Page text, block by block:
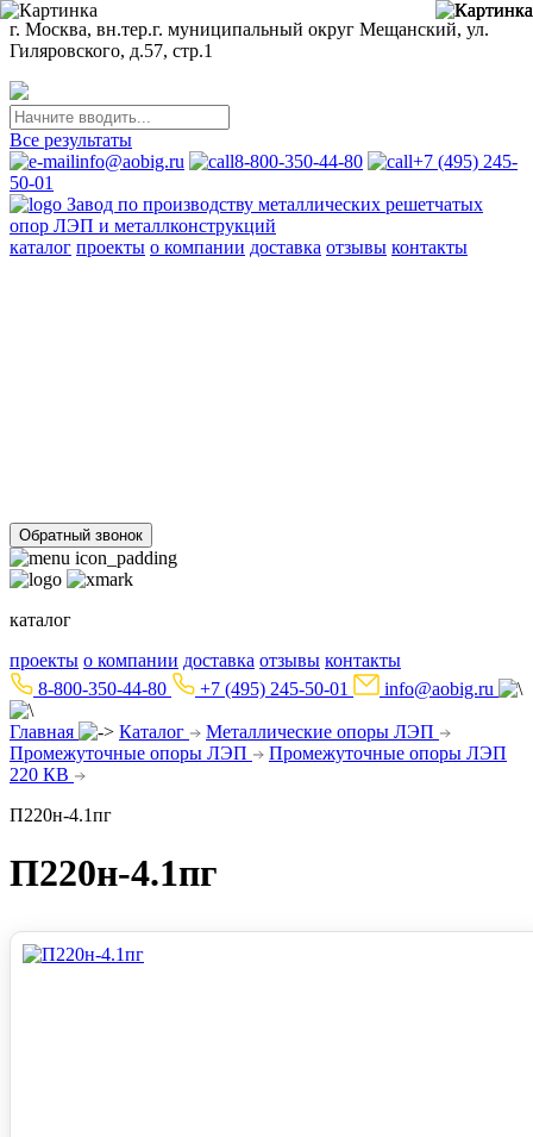
г. Москва, вн.тер.г. муниципальный округ Мещанский, ул.
Гиляровского, д.57, стр.1
Все результаты
info@aobig.ru
8-800-350-44-80
+7 (495) 245-
50-01
Завод по производству металлических решетчатых
опор ЛЭП и металлконструкций
каталог проекты о компании доставка отзывы контакты
Обратный звонок
каталог
проекты о компании доставка отзывы контакты
8-800-350-44-80
+7 (495) 245-50-01 info@aobig.ru
Главная Каталог
Металлические опоры ЛЭП
Промежуточные опоры ЛЭП
Промежуточные опоры ЛЭП
220 КВ
П220н-4.1пг
П220н-4.1пг